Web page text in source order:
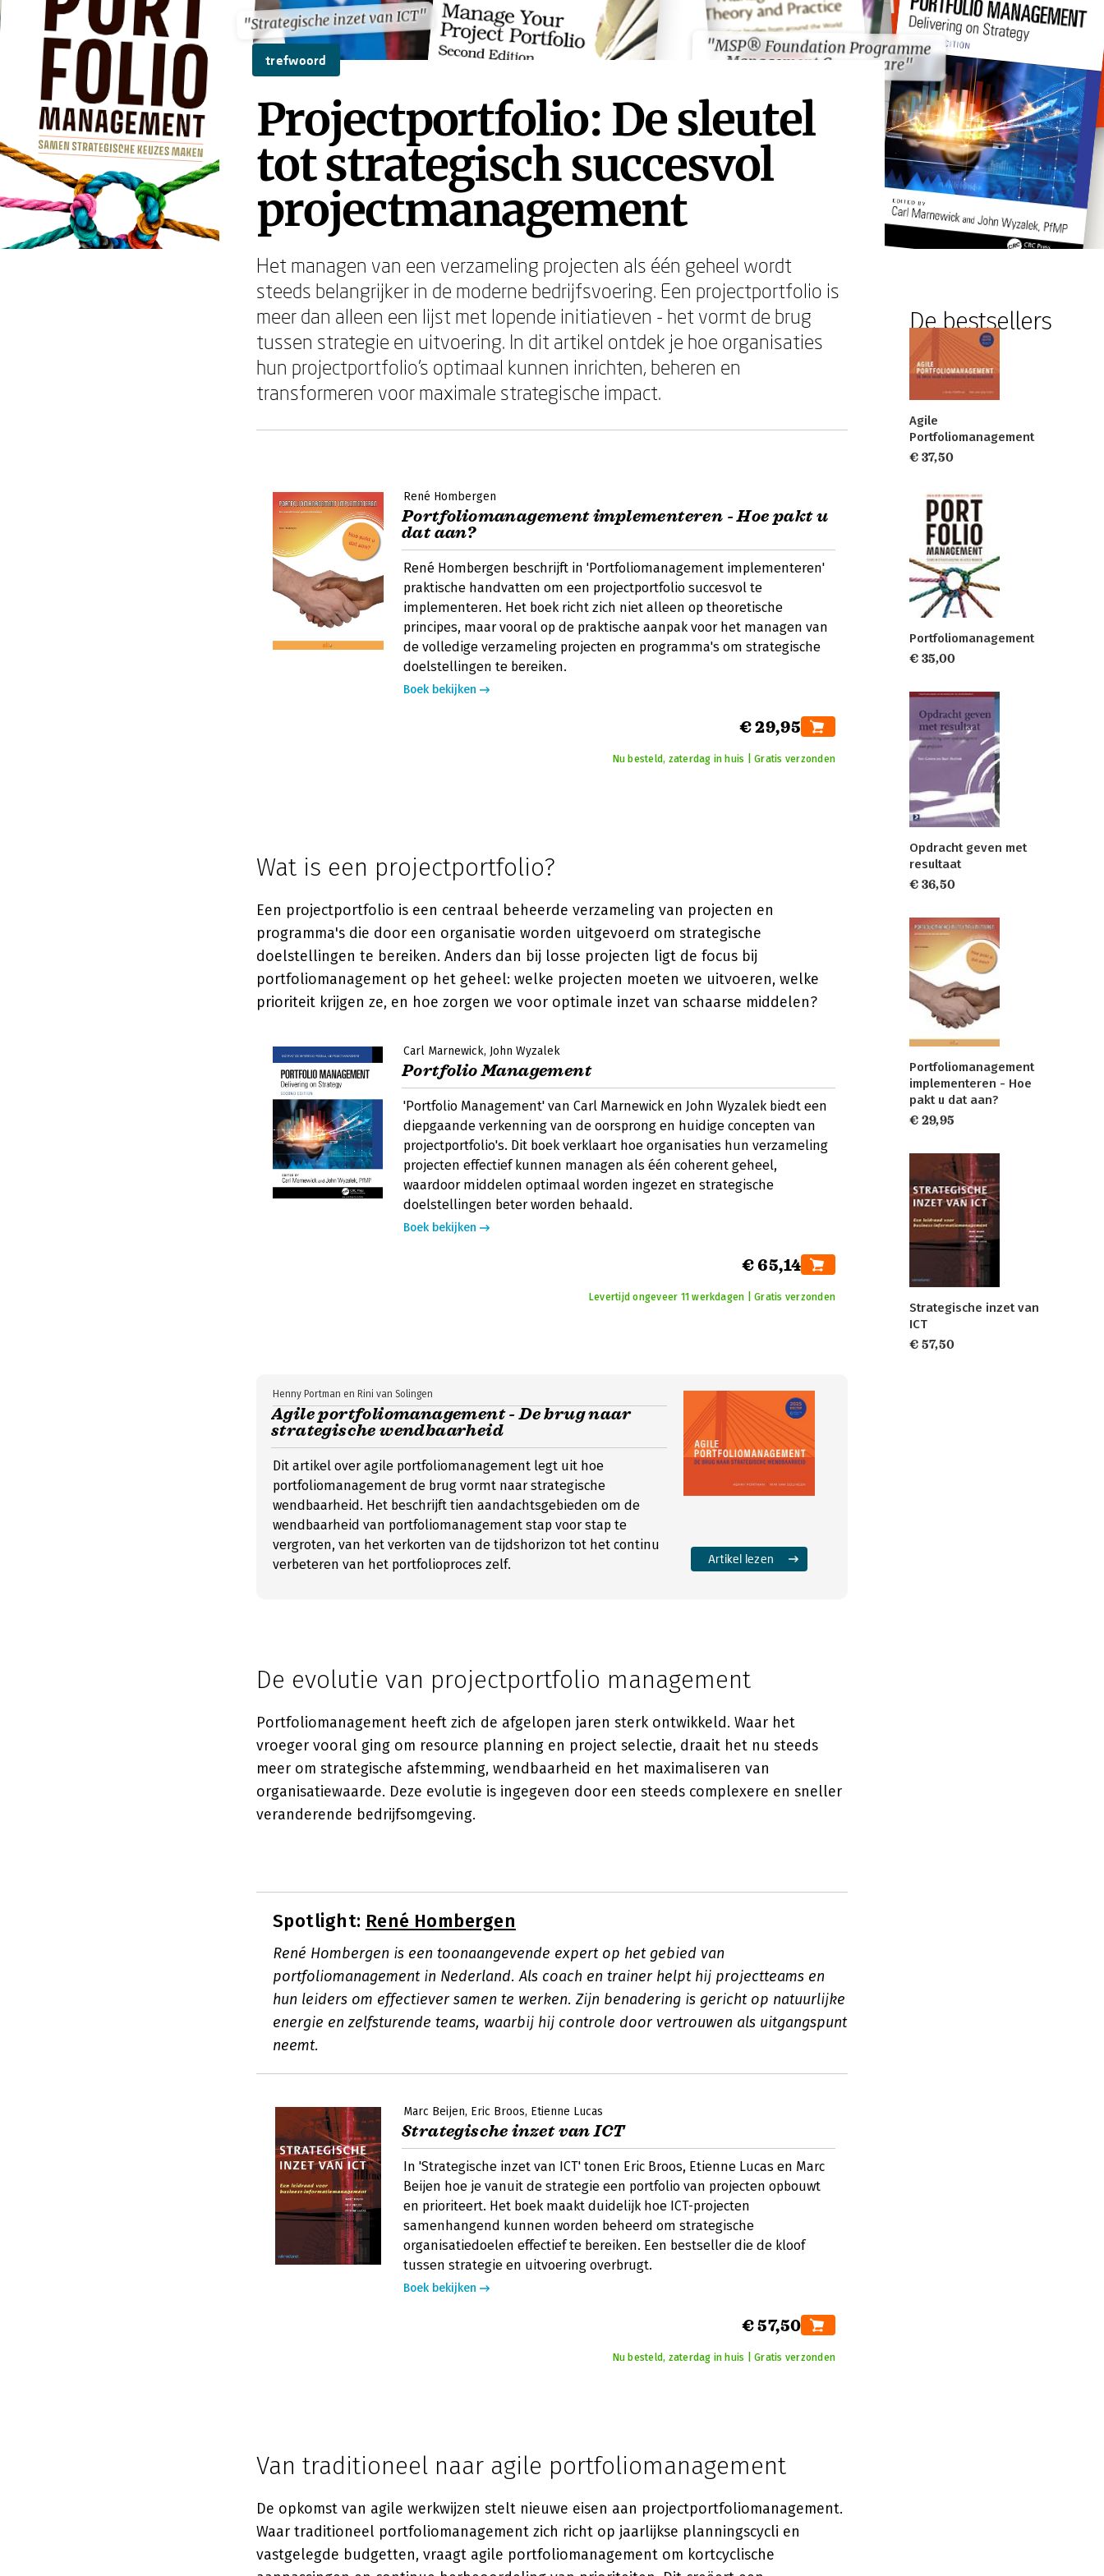
"Strategische inzet van ICT"
"MSP® Foundation Programme
Management Courseware"
"Strategische inzet van ICT"
"MSP® Foundation Programme
Management Courseware"
trefwoord
Projectportfolio: De sleutel
tot strategisch succesvol
projectmanagement
Het managen van een verzameling projecten als één geheel wordt
steeds belangrijker in de moderne bedrijfsvoering. Een projectportfolio is
meer dan alleen een lijst met lopende initiatieven - het vormt de brug
tussen strategie en uitvoering. In dit artikel ontdek je hoe organisaties
hun projectportfolio's optimaal kunnen inrichten, beheren en
transformeren voor maximale strategische impact.
René Hombergen
Portfoliomanagement implementeren - Hoe pakt u
dat aan?
René Hombergen beschrijft in 'Portfoliomanagement implementeren'
praktische handvatten om een projectportfolio succesvol te
implementeren. Het boek richt zich niet alleen op theoretische
principes, maar vooral op de praktische aanpak voor het managen van
de volledige verzameling projecten en programma's om strategische
doelstellingen te bereiken.
Boek bekijken
€ 29,95
Nu besteld, zaterdag in huis | Gratis verzonden
Wat is een projectportfolio?
Een projectportfolio is een centraal beheerde verzameling van projecten en
programma's die door een organisatie worden uitgevoerd om strategische
doelstellingen te bereiken. Anders dan bij losse projecten ligt de focus bij
portfoliomanagement op het geheel: welke projecten moeten we uitvoeren, welke
prioriteit krijgen ze, en hoe zorgen we voor optimale inzet van schaarse middelen?
Carl Marnewick John Wyzalek
Portfolio Management
'Portfolio Management' van Carl Marnewick en John Wyzalek biedt een
diepgaande verkenning van de oorsprong en huidige concepten van
projectportfolio's. Dit boek verklaart hoe organisaties hun verzameling
projecten effectief kunnen managen als één coherent geheel,
waardoor middelen optimaal worden ingezet en strategische
doelstellingen beter worden behaald.
Boek bekijken
€ 65,14
Levertijd ongeveer 11 werkdagen | Gratis verzonden
Agile portfoliomanagement - De brug naar
strategische wendbaarheid
Henny Portman en Rini van Solingen
Dit artikel over agile portfoliomanagement legt uit hoe
portfoliomanagement de brug vormt naar strategische
wendbaarheid. Het beschrijft tien aandachtsgebieden om de
wendbaarheid van portfoliomanagement stap voor stap te
vergroten, van het verkorten van de tijdshorizon tot het continu
verbeteren van het portfolioproces zelf.
Artikel lezen
De evolutie van projectportfolio management
Portfoliomanagement heeft zich de afgelopen jaren sterk ontwikkeld. Waar het
vroeger vooral ging om resource planning en project selectie, draait het nu steeds
meer om strategische afstemming, wendbaarheid en het maximaliseren van
organisatiewaarde. Deze evolutie is ingegeven door een steeds complexere en sneller
veranderende bedrijfsomgeving.
Spotlight: René Hombergen
René Hombergen is een toonaangevende expert op het gebied van
portfoliomanagement in Nederland. Als coach en trainer helpt hij projectteams en
hun leiders om effectiever samen te werken. Zijn benadering is gericht op natuurlijke
energie en zelfsturende teams, waarbij hij controle door vertrouwen als uitgangspunt
neemt.
Marc Beijen Eric Broos Etienne Lucas
Strategische inzet van ICT
In 'Strategische inzet van ICT' tonen Eric Broos, Etienne Lucas en Marc
Beijen hoe je vanuit de strategie een portfolio van projecten opbouwt
en prioriteert. Het boek maakt duidelijk hoe ICT-projecten
samenhangend kunnen worden beheerd om strategische
organisatiedoelen effectief te bereiken. Een bestseller die de kloof
tussen strategie en uitvoering overbrugt.
Boek bekijken
€ 57,50
Nu besteld, zaterdag in huis | Gratis verzonden
Van traditioneel naar agile portfoliomanagement
De opkomst van agile werkwijzen stelt nieuwe eisen aan projectportfoliomanagement.
Waar traditioneel portfoliomanagement zich richt op jaarlijkse planningscycli en
vastgelegde budgetten, vraagt agile portfoliomanagement om kortcyclische
De bestsellers
Agile
Portfoliomanagement
€ 37,50
Portfoliomanagement
€ 35,00
Opdracht geven met
resultaat
€ 36,50
Portfoliomanagement
implementeren - Hoe
pakt u dat aan?
€ 29,95
Strategische inzet van
ICT
€ 57,50